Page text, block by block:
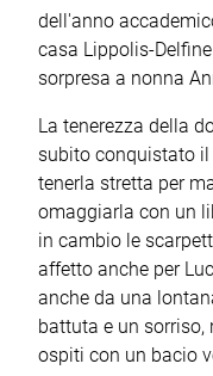
dell'anno
casa Lippolis-
sorpresa a nonna
La tenerezza della
subito conquistato il
tenerla stretta per
omaggiarla con un
in cambio le
affetto anche per
anche da una
battuta e un
ospiti con un bacio